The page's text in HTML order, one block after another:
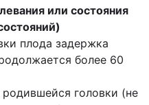
или состояния
плода задержка
более 60
головки (не